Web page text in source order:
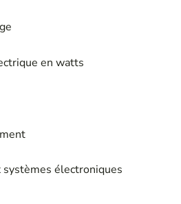
en watts
électroniques